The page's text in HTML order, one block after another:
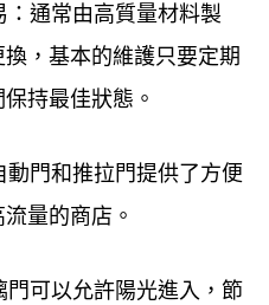
通常由高質量材料製
，基本的維護只要定期
持最佳狀態。
門和推拉門提供了方便
量的商店。
可以允許陽光進入，節